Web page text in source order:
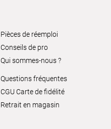
Pièces de réemploi
Conseils de pro
Qui sommes-nous ?
Questions fréquentes
CGU Carte de fidélité
Retrait en magasin